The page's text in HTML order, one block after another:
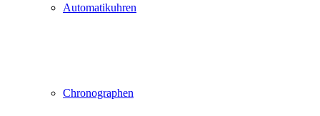
Automatikuhren
Chronographen